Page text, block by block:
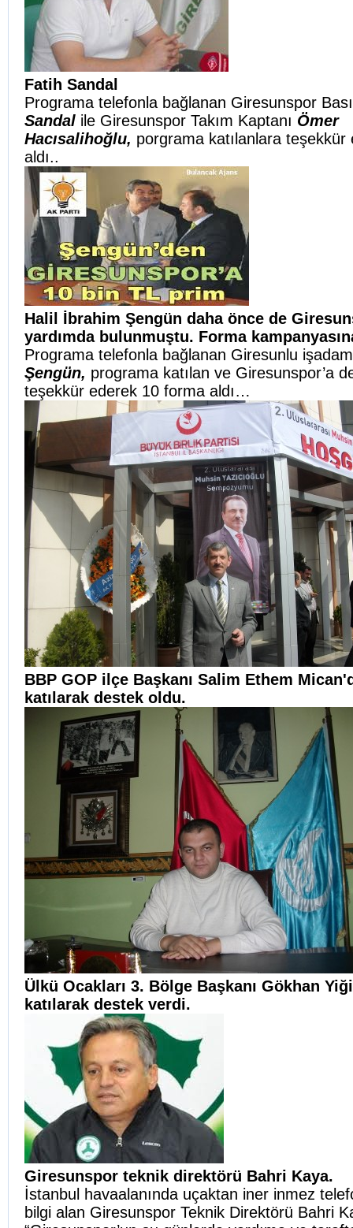
Fatih Sandal
Programa telefonla bağlanan Giresunspor
Sandal ile Giresunspor Takım Kaptanı Ömer
Hacısalihoğlu, porgrama katılanlara
aldı..
Halil İbrahim Şengün daha önce de
yardımda bulunmuştu. Forma
Programa telefonla bağlanan Giresunlu
Şengün, programa katılan ve Giresunspor’a
teşekkür ederek 10 forma aldı…
BBP GOP ilçe Başkanı Salim Ethem
katılarak destek oldu.
Ülkü Ocakları 3. Bölge Başkanı Gökhan
katılarak destek verdi.
Giresunspor teknik direktörü Bahri Kaya.
İstanbul havaalanında uçaktan iner inmez
bilgi alan Giresunspor Teknik Direktörü Bahri